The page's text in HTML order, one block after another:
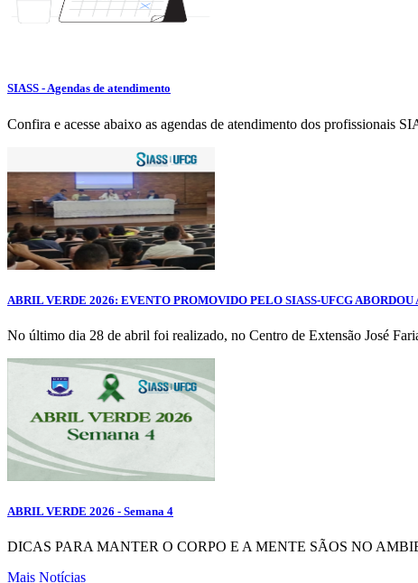
SIASS - Agendas de atendimento
Confira e acesse abaixo as agendas de atendimento dos
ABRIL VERDE 2026: EVENTO PROMOVIDO PELO SIASS-UFCG
No último dia 28 de abril foi realizado, no Centro de Extensão José
ABRIL VERDE 2026 - Semana 4
DICAS PARA MANTER O CORPO E A MENTE SÃOS NO
Mais Notícias